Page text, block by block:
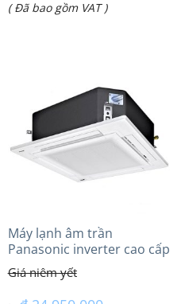
là:
Giá
₫ 56.300.000.
( Đã bao gồm VAT )
Máy lạnh âm trần
Panasonic inverter cao cấp
(2.0 Hp) S-1821PU3HA/U-
18PRH1H5